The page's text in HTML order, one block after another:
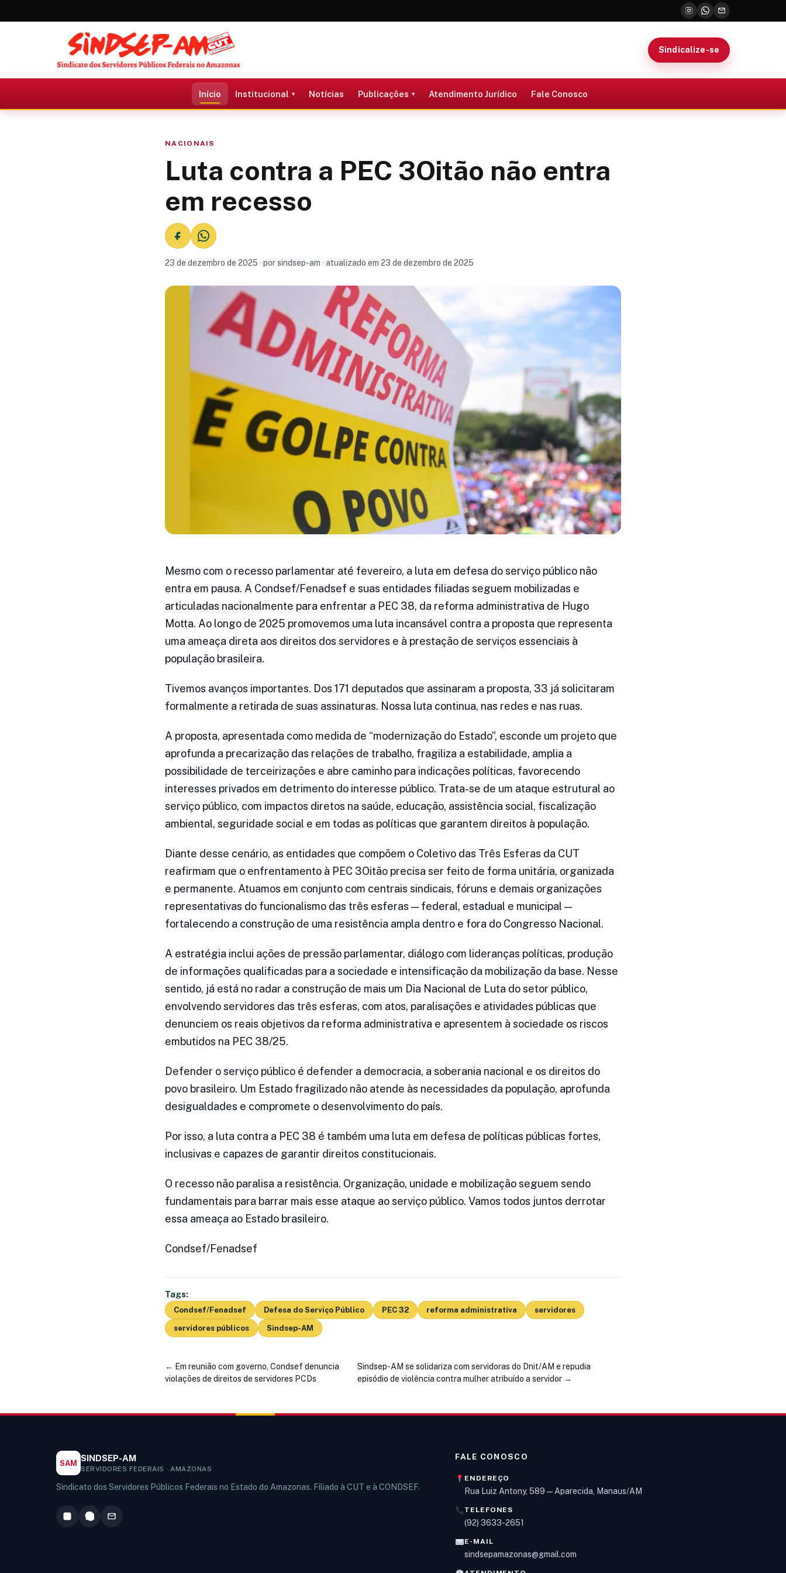
Sindicalize-se
Início Institucional Notícias Publicações Atendimento Jurídico Fale Conosco
NACIONAIS
Luta contra a PEC 3Oitão não entra
em recesso
23 de dezembro de 2025 · por sindsep-am · atualizado em 23 de dezembro de 2025
Mesmo com o recesso parlamentar até fevereiro, a luta em defesa do serviço público não
entra em pausa. A Condsef/Fenadsef e suas entidades filiadas seguem mobilizadas e
articuladas nacionalmente para enfrentar a PEC 38, da reforma administrativa de Hugo
Motta. Ao longo de 2025 promovemos uma luta incansável contra a proposta que representa
uma ameaça direta aos direitos dos servidores e à prestação de serviços essenciais à
população brasileira.
Tivemos avanços importantes. Dos 171 deputados que assinaram a proposta, 33 já solicitaram
formalmente a retirada de suas assinaturas. Nossa luta continua, nas redes e nas ruas.
A proposta, apresentada como medida de “modernização do Estado”, esconde um projeto que
aprofunda a precarização das relações de trabalho, fragiliza a estabilidade, amplia a
possibilidade de terceirizações e abre caminho para indicações políticas, favorecendo
interesses privados em detrimento do interesse público. Trata-se de um ataque estrutural ao
serviço público, com impactos diretos na saúde, educação, assistência social, fiscalização
ambiental, seguridade social e em todas as políticas que garantem direitos à população.
Diante desse cenário, as entidades que compõem o Coletivo das Três Esferas da CUT
reafirmam que o enfrentamento à PEC 3Oitão precisa ser feito de forma unitária, organizada
e permanente. Atuamos em conjunto com centrais sindicais, fóruns e demais organizações
representativas do funcionalismo das três esferas — federal, estadual e municipal —
fortalecendo a construção de uma resistência ampla dentro e fora do Congresso Nacional.
A estratégia inclui ações de pressão parlamentar, diálogo com lideranças políticas, produção
de informações qualificadas para a sociedade e intensificação da mobilização da base. Nesse
sentido, já está no radar a construção de mais um Dia Nacional de Luta do setor público,
envolvendo servidores das três esferas, com atos, paralisações e atividades públicas que
denunciem os reais objetivos da reforma administrativa e apresentem à sociedade os riscos
embutidos na PEC 38/25.
Defender o serviço público é defender a democracia, a soberania nacional e os direitos do
povo brasileiro. Um Estado fragilizado não atende às necessidades da população, aprofunda
desigualdades e compromete o desenvolvimento do país.
Por isso, a luta contra a PEC 38 é também uma luta em defesa de políticas públicas fortes,
inclusivas e capazes de garantir direitos constitucionais.
O recesso não paralisa a resistência. Organização, unidade e mobilização seguem sendo
fundamentais para barrar mais esse ataque ao serviço público. Vamos todos juntos derrotar
essa ameaça ao Estado brasileiro.
Condsef/Fenadsef
Tags:
Condsef/Fenadsef Defesa do Serviço Público PEC 32 reforma administrativa servidores
servidores públicos Sindsep-AM
← Em reunião com governo, Condsef denuncia
violações de direitos de servidores PCDs
Sindsep-AM se solidariza com servidoras do Dnit/AM e repudia
episódio de violência contra mulher atribuído a servidor→
SAM SINDSEP-AM
SERVIDORES FEDERAIS · AMAZONAS
Sindicato dos Servidores Públicos Federais no Estado do Amazonas. Filiado à CUT e à CONDSEF.
FALE CONOSCO
ENDEREÇO
Rua Luiz Antony, 589 — Aparecida, Manaus/AM
TELEFONES
(92) 3633-2651
E-MAIL
sindsepamazonas@gmail.com